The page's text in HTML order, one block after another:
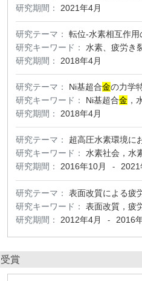
研究期間：
2021年4月
研究テーマ：
転位-水素相互作
研究キーワード：
水素、疲労き
研究期間：
2018年4月
研究テーマ： Ni基超合金の力学
研究キーワード：
Ni基超合金 ，
研究期間：
2018年4月
研究テーマ： 超高圧水素環境に
研究キーワード：
水素社会，水
研究期間：
2016年10月 - 2021
研究テーマ：
表面改質による疲
研究キーワード：
表面改質，疲
研究期間：
2012年4月 - 2016
受賞